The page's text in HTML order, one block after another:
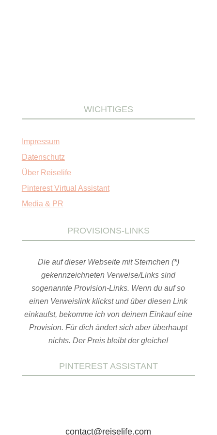
WICHTIGES
Impressum
Datenschutz
Über Reiselife
Pinterest Virtual Assistant
Media & PR
PROVISIONS-LINKS
Die auf dieser Webseite mit Sternchen (*)
gekennzeichneten Verweise/Links sind
sogenannte Provision-Links. Wenn du auf so
einen Verweislink klickst und über diesen Link
einkaufst, bekomme ich von deinem Einkauf eine
Provision. Für dich ändert sich aber überhaupt
nichts. Der Preis bleibt der gleiche!
PINTEREST ASSISTANT
contact@reiselife.com